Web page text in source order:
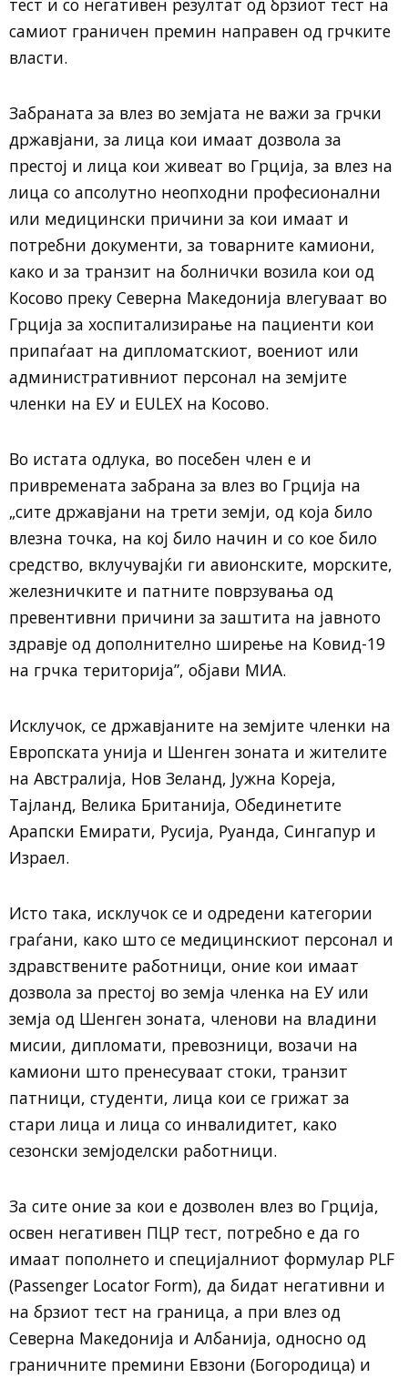
самиот граничен премин направен од грчките
власти.
Забраната за влез во земјата не важи за грчки
државјани, за лица кои имаат дозвола за
престој и лица кои живеат во Грција, за влез на
лица со апсолутно неопходни професионални
или медицински причини за кои имаат и
потребни документи, за товарните камиони,
како и за транзит на болнички возила кои од
Косово преку Северна Македонија влегуваат во
Грција за хоспитализирање на пациенти кои
припаѓаат на дипломатскиот, воениот или
административниот персонал на земјите
членки на ЕУ и EULEX на Косово.
Во истата одлука, во посебен член е и
привремената забрана за влез во Грција на
„сите државјани на трети земји, од која било
влезна точка, на кој било начин и со кое било
средство, вклучувајќи ги авионските, морските,
железничките и патните поврзувања од
превентивни причини за заштита на јавното
здравје од дополнително ширење на Ковид-19
на грчка територија”, објави МИА.
Исклучок, се државјаните на земјите членки на
Европската унија и Шенген зоната и жителите
на Австралија, Нов Зеланд, Јужна Кореја,
Тајланд, Велика Британија, Обединетите
Арапски Емирати, Русија, Руанда, Сингапур и
Израел.
Исто така, исклучок се и одредени категории
граѓани, како што се медицинскиот персонал и
здравствените работници, оние кои имаат
дозвола за престој во земја членка на ЕУ или
земја од Шенген зоната, членови на владини
мисии, дипломати, превозници, возачи на
камиони што пренесуваат стоки, транзит
патници, студенти, лица кои се грижат за
стари лица и лица со инвалидитет, како
сезонски земјоделски работници.
За сите оние за кои е дозволен влез во Грција,
освен негативен ПЦР тест, потребно е да го
имаат пополнето и специјалниот формулар PLF
(Passenger Locator Form), да бидат негативни и
на брзиот тест на граница, а при влез од
Северна Македонија и Албанија, односно од
граничните премини Евзони (Богородица) и